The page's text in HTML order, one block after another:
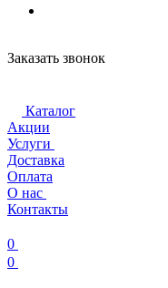
Заказать звонок
Каталог
Акции
Услуги
Доставка
Оплата
О нас
Контакты
0
0